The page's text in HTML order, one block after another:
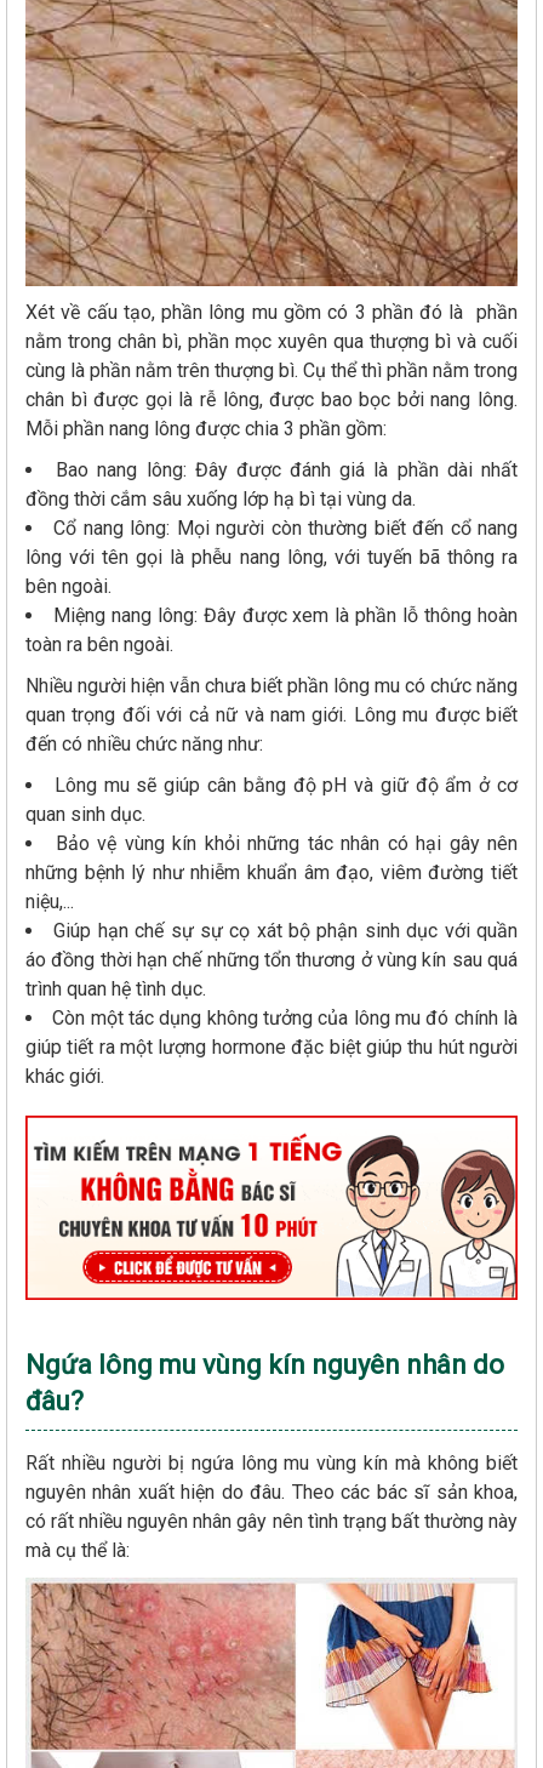
Xét về cấu tạo, phần lông mu gồm có 3 phần đó là phần
nằm trong chân bì, phần mọc xuyên qua thượng bì và cuối
cùng là phần nằm trên thượng bì. Cụ thể thì phần nằm trong
chân bì được gọi là rễ lông, được bao bọc bởi nang lông.
Mỗi phần nang lông được chia 3 phần gồm:
Bao nang lông: Đây được đánh giá là phần dài nhất
đồng thời cắm sâu xuống lớp hạ bì tại vùng da.
Cổ nang lông: Mọi người còn thường biết đến cổ nang
lông với tên gọi là phễu nang lông, với tuyến bã thông ra
bên ngoài.
Miệng nang lông: Đây được xem là phần lỗ thông hoàn
toàn ra bên ngoài.
Nhiều người hiện vẫn chưa biết phần lông mu có chức năng
quan trọng đối với cả nữ và nam giới. Lông mu được biết
đến có nhiều chức năng như:
Lông mu sẽ giúp cân bằng độ pH và giữ độ ẩm ở cơ
quan sinh dục.
Bảo vệ vùng kín khỏi những tác nhân có hại gây nên
những bệnh lý như nhiễm khuẩn âm đạo, viêm đường tiết
niệu,...
Giúp hạn chế sự sự cọ xát bộ phận sinh dục với quần
áo đồng thời hạn chế những tổn thương ở vùng kín sau quá
trình quan hệ tình dục.
Còn một tác dụng không tưởng của lông mu đó chính là
giúp tiết ra một lượng hormone đặc biệt giúp thu hút người
khác giới.
Ngứa lông mu vùng kín nguyên nhân do
đâu?
Rất nhiều người bị ngứa lông mu vùng kín mà không biết
nguyên nhân xuất hiện do đâu. Theo các bác sĩ sản khoa,
có rất nhiều nguyên nhân gây nên tình trạng bất thường này
mà cụ thể là: